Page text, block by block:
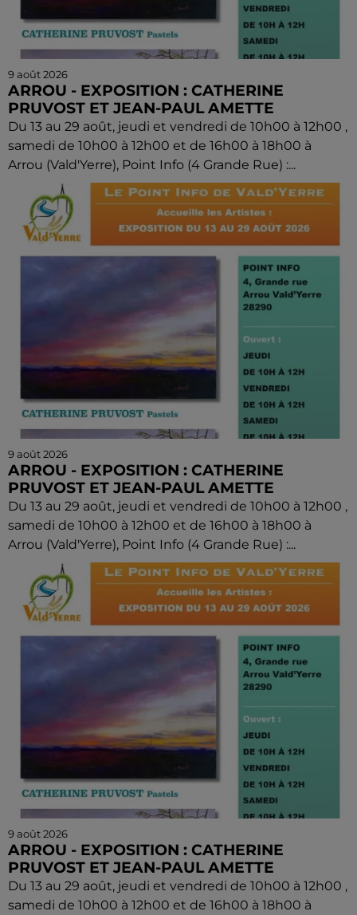
9 août 2026
ARROU - EXPOSITION : CATHERINE
PRUVOST ET JEAN-PAUL AMETTE
Du 13 au 29 août, jeudi et vendredi de 10h00 à 12h00 ,
samedi de 10h00 à 12h00 et de 16h00 à 18h00 à
Arrou (Vald'Yerre), Point Info (4 Grande Rue) :...
9 août 2026
ARROU - EXPOSITION : CATHERINE
PRUVOST ET JEAN-PAUL AMETTE
Du 13 au 29 août, jeudi et vendredi de 10h00 à 12h00 ,
samedi de 10h00 à 12h00 et de 16h00 à 18h00 à
Arrou (Vald'Yerre), Point Info (4 Grande Rue) :...
9 août 2026
ARROU - EXPOSITION : CATHERINE
PRUVOST ET JEAN-PAUL AMETTE
Du 13 au 29 août, jeudi et vendredi de 10h00 à 12h00 ,
samedi de 10h00 à 12h00 et de 16h00 à 18h00 à